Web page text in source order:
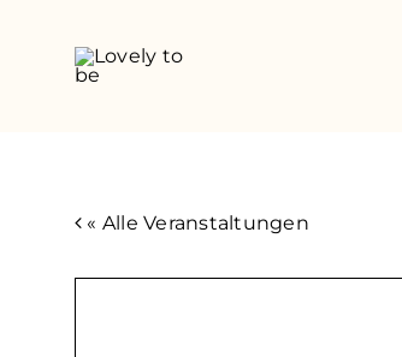
springen
« Alle Veranstaltungen